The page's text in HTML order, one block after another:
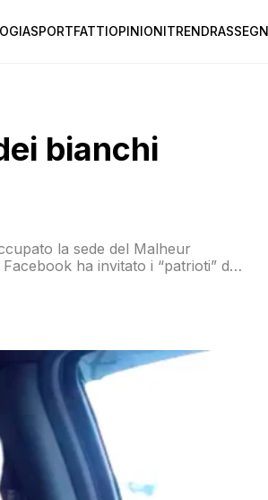
SPORTFATTIOPINIONITREND
bianchi
la sede del Malheur
ha invitato i “patrioti” da